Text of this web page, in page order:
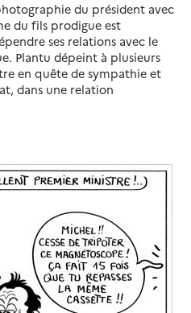
du président avec
du fils prodigue est
ses relations avec le
Plantu dépeint à plusieurs
en quête de sympathie et
dans une relation